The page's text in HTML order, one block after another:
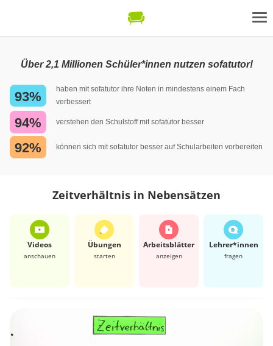
Über 2,1 Millionen Schüler*innen nutzen sofatutor!
93%
haben mit sofatutor ihre Noten in mindestens einem Fach
verbessert
94% verstehen den Schulstoff mit sofatutor besser
92% können sich mit sofatutor besser auf Schularbeiten vorbereiten
Zeitverhältnis in Nebensätzen
Videos
anschauen
Übungen
starten
Arbeits­blätter
anzeigen
Lehrer*​innen
fragen